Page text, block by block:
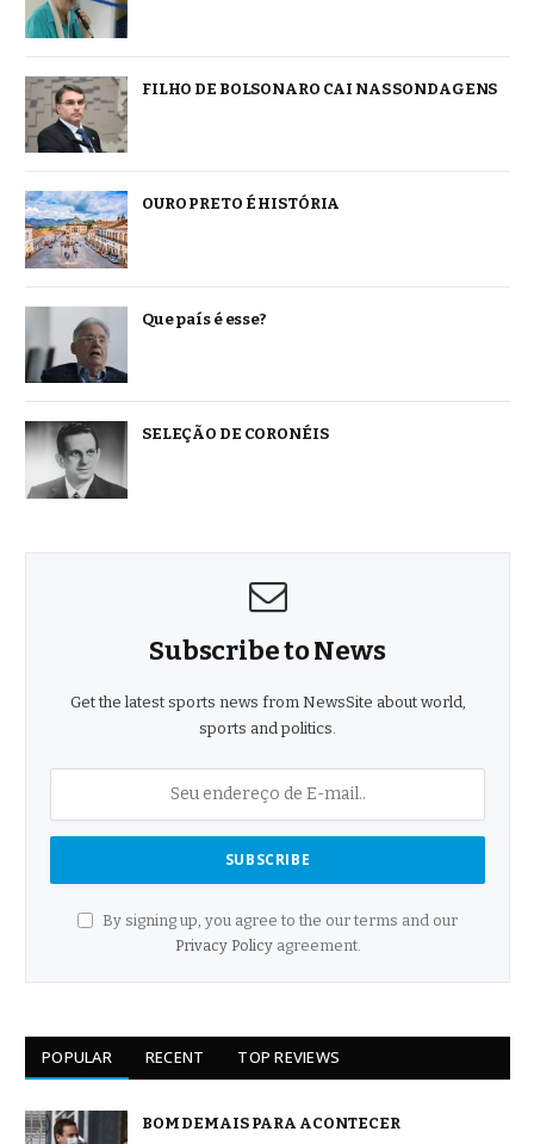
FILHO DE BOLSONARO CAI NAS SONDAGENS
OURO PRETO É HISTÓRIA
Que país é esse?
SELEÇÃO DE CORONÉIS
Subscribe to News
Get the latest sports news from NewsSite about world,
sports and politics.
By signing up, you agree to the our terms and our
Privacy Policyagreement.
POPULAR RECENT TOP REVIEWS
BOM DEMAIS PARA ACONTECER